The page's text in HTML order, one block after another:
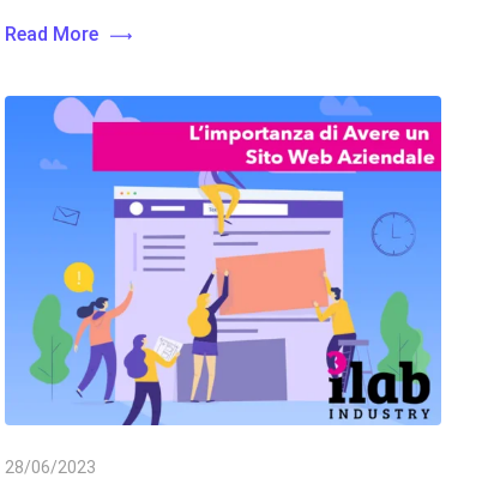
Read More
28/06/2023